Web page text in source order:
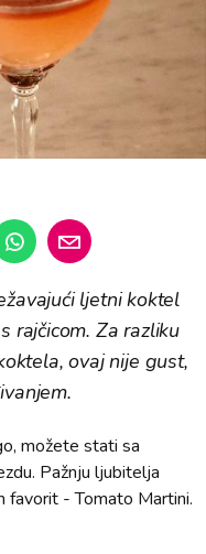
ljetni koktel
rajčicom. Za razliku
ovaj nije gust,
možete stati sa
Pažnju ljubitelja
favorit - Tomato Martini.